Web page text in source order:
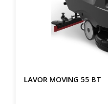
LAVOR MOVING 55 BT